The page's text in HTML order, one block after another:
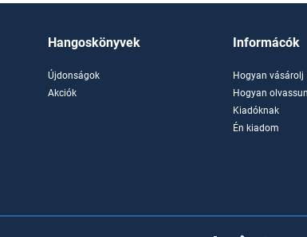
Hangoskönyvek
Újdonságok
Akciók
Informácók
Hogyan vásárolj
Hogyan
Kiadóknak
Én kiadom